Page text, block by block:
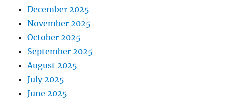
December 2025
November 2025
October 2025
September 2025
August 2025
July 2025
June 2025